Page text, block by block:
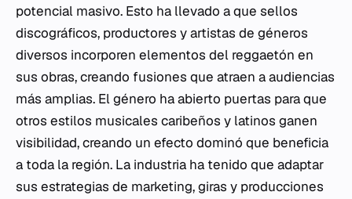
potencial masivo. Esto ha llevado a que sellos
discográficos, productores y artistas de géneros
diversos incorporen elementos del reggaetón en
sus obras, creando fusiones que atraen a audiencias
más amplias. El género ha abierto puertas para que
otros estilos musicales caribeños y latinos ganen
visibilidad, creando un efecto dominó que beneficia
a toda la región. La industria ha tenido que adaptar
sus estrategias de marketing, giras y producciones